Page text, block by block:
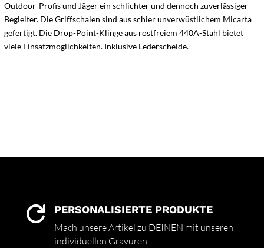
Outdoor-Profis und Jäger ein schlichter und dennoch zuverlässiger
Begleiter. Die Griffschalen sind aus schier unverwüstlichem Micarta
gefertigt. Die Drop-Point-Klinge aus rostfreiem 440A-Stahl bietet
viele Einsatzmöglichkeiten. Inklusive Lederscheide.
 PERSONALISIERTE PRODUKTE
Mach unsere Artikel zu DEINEN mit unseren
individuellen Gravuren